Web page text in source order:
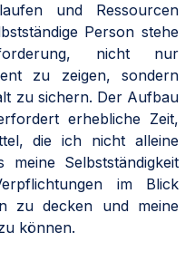
und Ressourcen
Person stehe
nicht nur
zu zeigen, sondern
zu sichern. Der Aufbau
erhebliche Zeit,
die ich nicht alleine
Selbstständigkeit
im Blick
zu decken und meine
können.